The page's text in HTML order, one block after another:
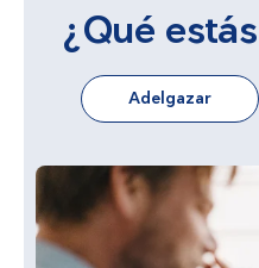
¿Qué
Adelgazar